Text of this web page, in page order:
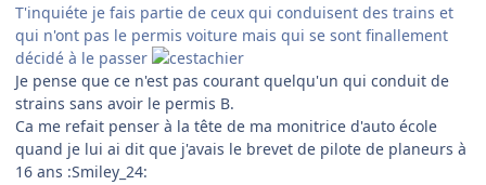
T'inquiéte je fais partie de ceux qui conduisent des trains et
qui n'ont pas le permis voiture mais qui se sont finallement
décidé à le passer
Je pense que ce n'est pas courant quelqu'un qui conduit de
strains sans avoir le permis B.
Ca me refait penser à la tête de ma monitrice d'auto école
quand je lui ai dit que j'avais le brevet de pilote de planeurs à
16 ans :Smiley_24: